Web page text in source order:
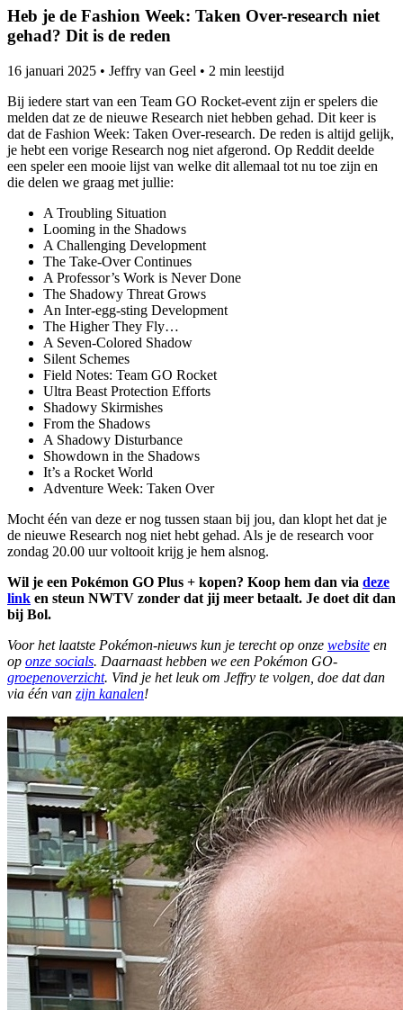
Heb je de Fashion Week: Taken Over-research niet
gehad? Dit is de reden
16 januari 2025 • Jeffry van Geel • 2 min leestijd
Bij iedere start van een Team GO Rocket-event zijn er spelers die
melden dat ze de nieuwe Research niet hebben gehad. Dit keer is
dat de Fashion Week: Taken Over-research. De reden is altijd gelijk,
je hebt een vorige Research nog niet afgerond. Op Reddit deelde
een speler een mooie lijst van welke dit allemaal tot nu toe zijn en
die delen we graag met jullie:
A Troubling Situation
Looming in the Shadows
A Challenging Development
The Take-Over Continues
A Professor’s Work is Never Done
The Shadowy Threat Grows
An Inter-egg-sting Development
The Higher They Fly…
A Seven-Colored Shadow
Silent Schemes
Field Notes: Team GO Rocket
Ultra Beast Protection Efforts
Shadowy Skirmishes
From the Shadows
A Shadowy Disturbance
Showdown in the Shadows
It’s a Rocket World
Adventure Week: Taken Over
Mocht één van deze er nog tussen staan bij jou, dan klopt het dat je
de nieuwe Research nog niet hebt gehad. Als je de research voor
zondag 20.00 uur voltooit krijg je hem alsnog.
Wil je een Pokémon GO Plus + kopen? Koop hem dan via deze
link en steun NWTV zonder dat jij meer betaalt. Je doet dit dan
bij Bol.
Voor het laatste Pokémon-nieuws kun je terecht op onze website en
op onze socials. Daarnaast hebben we een Pokémon GO-
groepenoverzicht. Vind je het leuk om Jeffry te volgen, doe dat dan
via één van zijn kanalen!